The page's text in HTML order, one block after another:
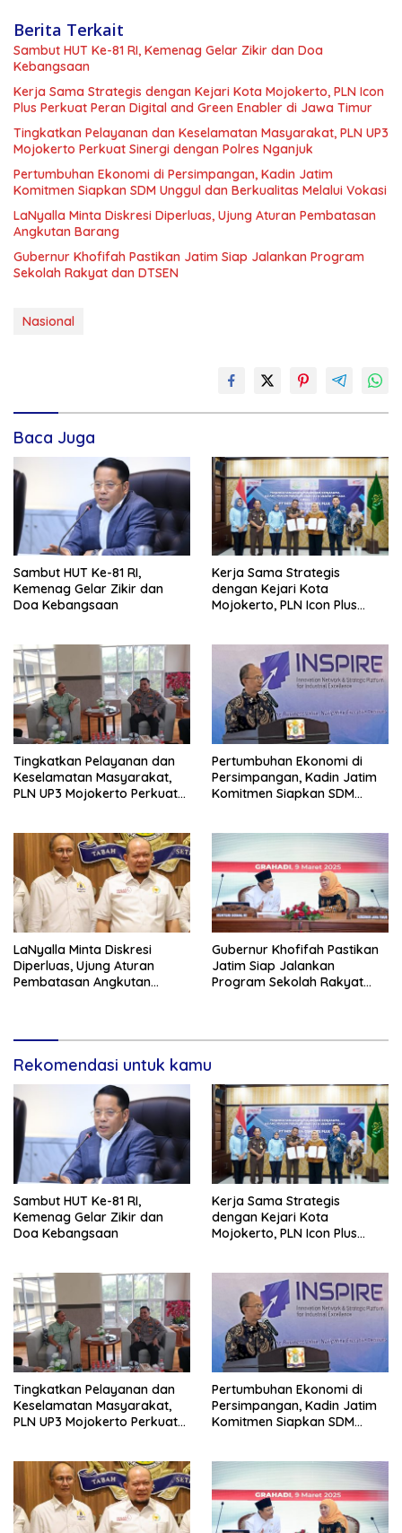
Berita Terkait
Sambut HUT Ke-81 RI, Kemenag Gelar Zikir dan Doa
Kebangsaan
Kerja Sama Strategis dengan Kejari Kota Mojokerto, PLN Icon
Plus Perkuat Peran Digital and Green Enabler di Jawa Timur
Tingkatkan Pelayanan dan Keselamatan Masyarakat, PLN UP3
Mojokerto Perkuat Sinergi dengan Polres Nganjuk
Pertumbuhan Ekonomi di Persimpangan, Kadin Jatim
Komitmen Siapkan SDM Unggul dan Berkualitas Melalui Vokasi
LaNyalla Minta Diskresi Diperluas, Ujung Aturan Pembatasan
Angkutan Barang
Gubernur Khofifah Pastikan Jatim Siap Jalankan Program
Sekolah Rakyat dan DTSEN
Nasional
Baca Juga
Sambut HUT Ke-81 RI,
Kemenag Gelar Zikir dan
Doa Kebangsaan
Kerja Sama Strategis
dengan Kejari Kota
Mojokerto, PLN Icon Plus
Tingkatkan Pelayanan dan
Keselamatan Masyarakat,
PLN UP3 Mojokerto Perkuat
Pertumbuhan Ekonomi di
Persimpangan, Kadin Jatim
Komitmen Siapkan SDM
LaNyalla Minta Diskresi
Diperluas, Ujung Aturan
Pembatasan Angkutan
Gubernur Khofifah Pastikan
Jatim Siap Jalankan
Program Sekolah Rakyat
Rekomendasi untuk kamu
Sambut HUT Ke-81 RI,
Kemenag Gelar Zikir dan
Doa Kebangsaan
Kerja Sama Strategis
dengan Kejari Kota
Mojokerto, PLN Icon Plus
Tingkatkan Pelayanan dan
Keselamatan Masyarakat,
PLN UP3 Mojokerto Perkuat
Pertumbuhan Ekonomi di
Persimpangan, Kadin Jatim
Komitmen Siapkan SDM